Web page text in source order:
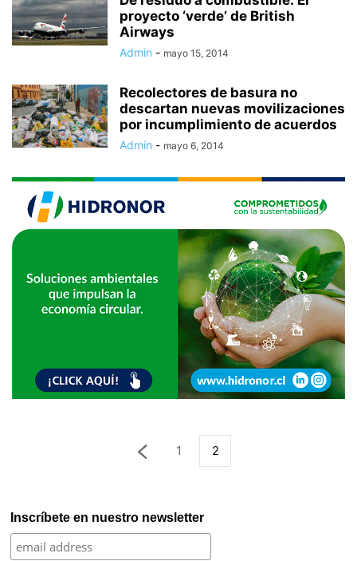
proyecto ‘verde’ de British
Airways
Admin - mayo 15, 2014
Recolectores de basura no
descartan nuevas movilizaciones
por incumplimiento de acuerdos
Admin - mayo 6, 2014
1 2
Inscríbete en nuestro newsletter